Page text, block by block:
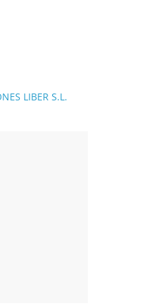
LIBER S.L.